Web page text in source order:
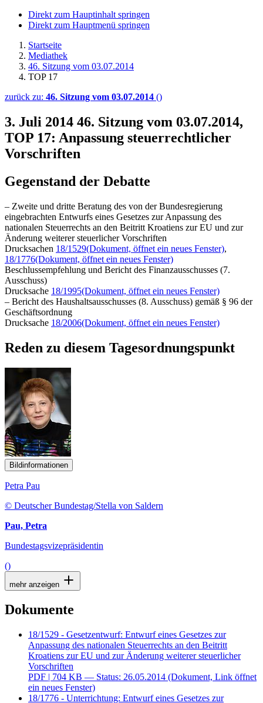
Direkt zum Hauptinhalt springen
Direkt zum Hauptmenü springen
Startseite
Mediathek
46. Sitzung vom 03.07.2014
TOP 17
zurück zu: 46. Sitzung vom 03.07.2014 ()
3. Juli 2014 46. Sitzung vom 03.07.2014,
TOP 17: Anpassung steuerrechtlicher
Vorschriften
Gegenstand der Debatte
– Zweite und dritte Beratung des von der Bundesregierung
eingebrachten Entwurfs eines Gesetzes zur Anpassung des
nationalen Steuerrechts an den Beitritt Kroatiens zur EU und zur
Änderung weiterer steuerlicher Vorschriften
Drucksachen 18/1529(Dokument, öffnet ein neues Fenster),
18/1776(Dokument, öffnet ein neues Fenster)
Beschlussempfehlung und Bericht des Finanzausschusses (7.
Ausschuss)
Drucksache 18/1995(Dokument, öffnet ein neues Fenster)
– Bericht des Haushaltsausschusses (8. Ausschuss) gemäß § 96 der
Geschäftsordnung
Drucksache 18/2006(Dokument, öffnet ein neues Fenster)
Reden zu diesem Tagesordnungspunkt
Bildinformationen
Petra Pau
© Deutscher Bundestag/Stella von Saldern
Pau, Petra
Bundestagsvizepräsidentin
()
mehr anzeigen
Dokumente
18/1529 - Gesetzentwurf: Entwurf eines Gesetzes zur
Anpassung des nationalen Steuerrechts an den Beitritt
Kroatiens zur EU und zur Änderung weiterer steuerlicher
Vorschriften
PDF | 704 KB — Status: 26.05.2014 (Dokument, Link öffnet
ein neues Fenster)
18/1776 - Unterrichtung: Entwurf eines Gesetzes zur